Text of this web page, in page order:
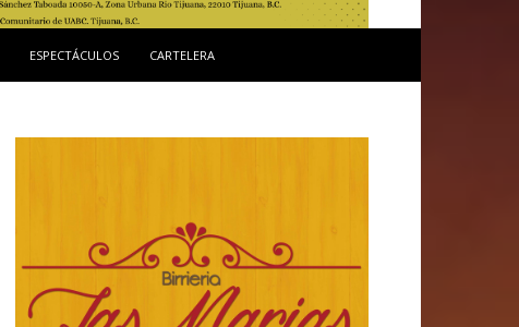
ESPECTÁCULOS CARTELERA